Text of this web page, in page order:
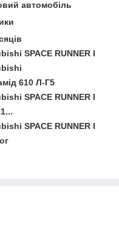
автомобіль
SPACE RUNNER I
610 Л-Г5
SPACE RUNNER I
SPACE RUNNER I